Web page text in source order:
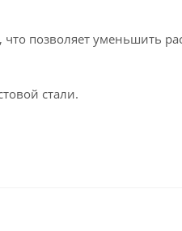
позволяет уменьшить
стали.